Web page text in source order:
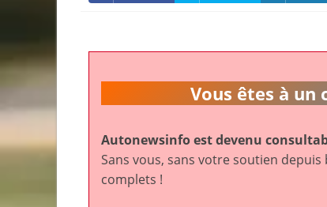
Vous êtes à un
Autonewsinfo est devenu
Sans vous, sans votre soutien
complets !